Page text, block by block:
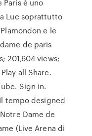
è uno
Luc soprattutto
e le
de paris
201,604 views;
all Share.
Sign in.
tempo designed
Dame de
(Live Arena di